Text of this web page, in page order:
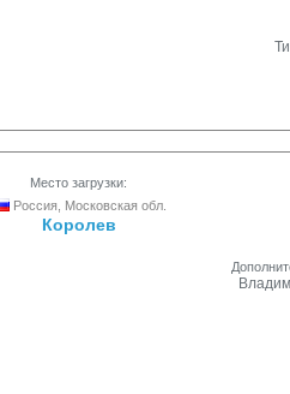
Место загрузки:
Россия, Московская обл.
Королев